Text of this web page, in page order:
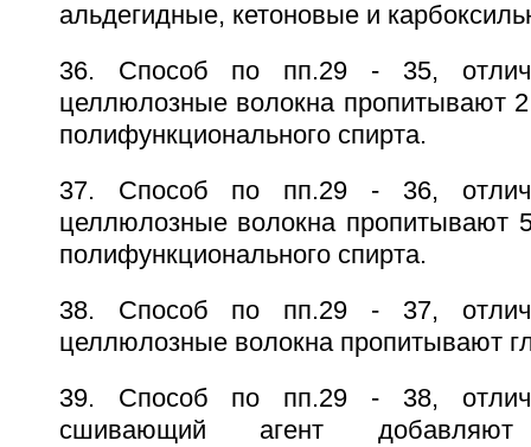
альдегидные, кетоновые и
36. Способ по пп.29 - 35,
целлюлозные волокна пропитывают
полифункционального спирта.
37. Способ по пп.29 - 36,
целлюлозные волокна пропитывают
полифункционального спирта.
38. Способ по пп.29 - 37,
целлюлозные волокна пропитывают
39. Способ по пп.29 - 38,
сшивающий агент